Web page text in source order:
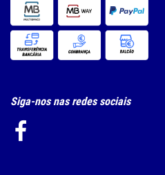
Siga-nos nas redes sociais